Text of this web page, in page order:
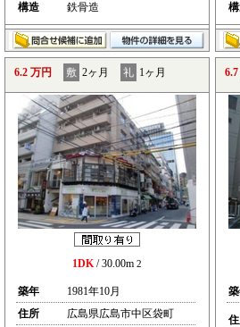
構造
鉄骨造
6.2 万円 敷 2ヶ月 礼 1ヶ月
1DK/ 30.00m 2
築年
1981年10月
住所
広島県広島市中区袋町